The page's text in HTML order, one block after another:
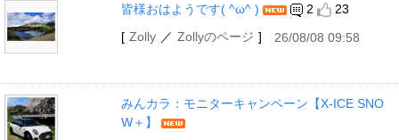
皆様おはようです( ^ω^ ) 2
23
[ Zolly ／ Zollyのページ ] 26/08/08 09:58
みんカラ：モニターキャンペーン【X-ICE SNO
W＋】